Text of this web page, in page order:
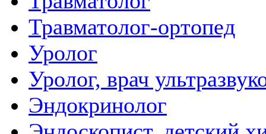
Травматолог-ортопед
Уролог
Уролог, врач
Эндокринолог